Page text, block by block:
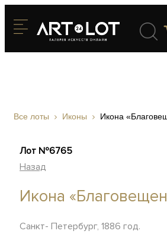
Все лоты Иконы Икона
Лот №6765
Назад
Икона
Санкт- Петербург, 1886 год.